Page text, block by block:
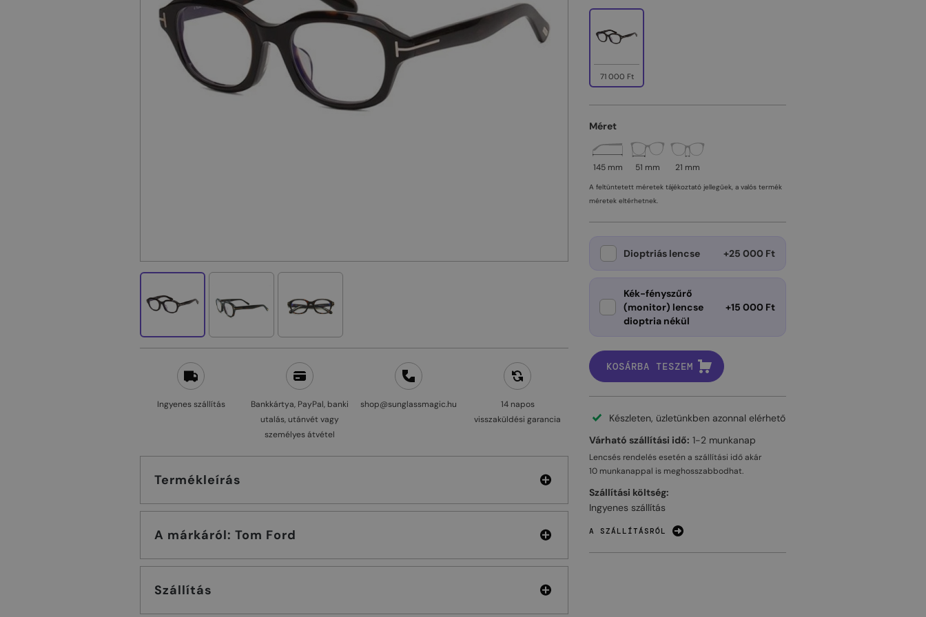
Ingyenes szállítás
Bankkártya, PayPal, banki
utalás, utánvét vagy
személyes átvétel
shop@sunglassmagic.hu
14 napos
visszaküldési garancia
Termékleírás
A márkáról: Tom Ford
Szállítás
71 000 Ft
Méret
145 mm 51 mm 21 mm
A feltüntetett méretek tájékoztató jellegűek, a valós termék
méretek eltérhetnek.
Dioptriás lencse +25 000 Ft
Kék-fényszűrő
(monitor) lencse
dioptria nékül
+15 000 Ft
KOSÁRBA TESZEM
Készleten, üzletünkben azonnal elérhető
Várható szállítási idő: 1-2 munkanap
Lencsés rendelés esetén a szállítási idő akár
10 munkanappal is meghosszabbodhat.
Szállítási költség:
Ingyenes szállítás
A SZÁLLÍTÁSRÓL